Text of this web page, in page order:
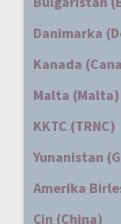
Danimarka
Kanada
Malta (Malta)
KKTC (TRNC)
Yunanistan
Amerika
Çin (China)